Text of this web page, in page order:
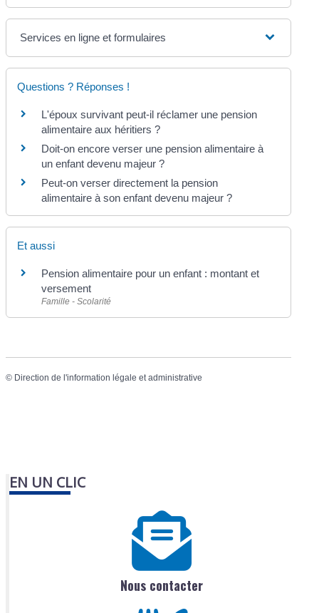
Services en ligne et formulaires
Questions ? Réponses !
L'époux survivant peut-il réclamer une pension
alimentaire aux héritiers ?
Doit-on encore verser une pension alimentaire à
un enfant devenu majeur ?
Peut-on verser directement la pension
alimentaire à son enfant devenu majeur ?
Et aussi
Pension alimentaire pour un enfant : montant et
versement
Famille - Scolarité
© Direction de l'information légale et administrative
EN UN CLIC
Nous contacter